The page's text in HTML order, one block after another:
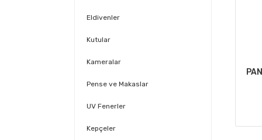
Eldivenler
Kutular
Kameralar
Pense ve Makaslar
UV Fenerler
Kepçeler